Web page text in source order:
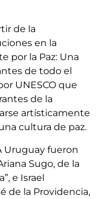
de la
en la
por la Paz: Una
de todo el
UNESCO que
de la
artísticamente
cultura de paz.
Uruguay fueron
Sugo, de la
e Israel
de la Providencia,